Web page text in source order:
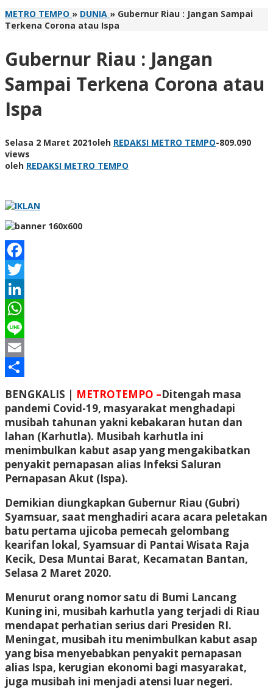
METRO TEMPO » DUNIA » Gubernur Riau : Jangan Sampai
Terkena Corona atau Ispa
Gubernur Riau : Jangan
Sampai Terkena Corona atau
Ispa
Selasa 2 Maret 2021oleh REDAKSI METRO TEMPO-809.090
views
oleh REDAKSI METRO TEMPO
Facebook
Twitter
LinkedIn
WhatsApp
Line
Email
BENGKALIS | METROTEMPO –Ditengah masa
pandemi Covid-19, masyarakat menghadapi
musibah tahunan yakni kebakaran hutan dan
lahan (Karhutla). Musibah karhutla ini
menimbulkan kabut asap yang mengakibatkan
penyakit pernapasan alias Infeksi Saluran
Pernapasan Akut (Ispa).
Demikian diungkapkan Gubernur Riau (Gubri)
Syamsuar, saat menghadiri acara acara peletakan
batu pertama ujicoba pemecah gelombang
kearifan lokal, Syamsuar di Pantai Wisata Raja
Kecik, Desa Muntai Barat, Kecamatan Bantan,
Selasa 2 Maret 2020.
Menurut orang nomor satu di Bumi Lancang
Kuning ini, musibah karhutla yang terjadi di Riau
mendapat perhatian serius dari Presiden RI.
Meningat, musibah itu menimbulkan kabut asap
yang bisa menyebabkan penyakit pernapasan
alias Ispa, kerugian ekonomi bagi masyarakat,
juga musibah ini menjadi atensi luar negeri.